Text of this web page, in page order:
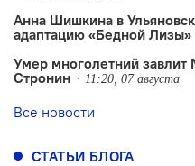
Анна Шишкина в
адаптацию «Бедной Лизы»
Умер многолетний
Стронин
11:20, 07 августа
Все новости
СТАТЬИ БЛОГА